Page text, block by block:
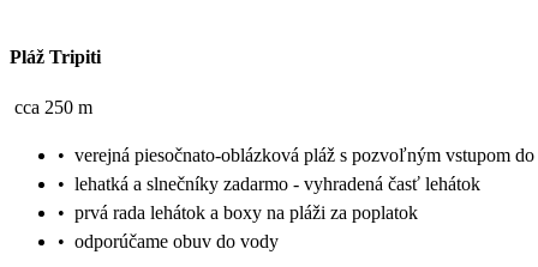
Pláž Tripiti
cca 250 m
• verejná piesočnato-oblázková pláž s pozvoľným vstupom do
• lehatká a slnečníky zadarmo - vyhradená časť lehátok
• prvá rada lehátok a boxy na pláži za poplatok
• odporúčame obuv do vody